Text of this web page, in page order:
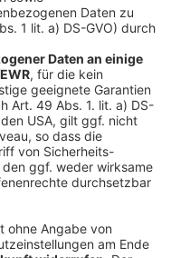
ihr Handy erhalten,
Bezahlvorgang
Die
nicht auf Aachen
Städten und
Autofahrer*innen
parken. Flyer mit
und einem fünf
liegen zum
1. November,
und
aus.